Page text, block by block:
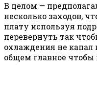
В целом —
несколько заходов,
плату используя
перевернуть так
охлаждения не капал
общем главное чтобы